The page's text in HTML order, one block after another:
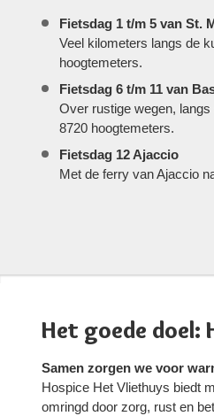
Fietsdag 1 t/m 5 van St.
Veel kilometers langs de
hoogtemeters.
Fietsdag 6 t/m 11 van
Over rustige wegen,
8720 hoogtemeters.
Fietsdag 12 Ajaccio
Met de ferry van Ajaccio
Het goede doel:
Samen zorgen we voor
Hospice Het Vliethuys biedt
omringd door zorg, rust en